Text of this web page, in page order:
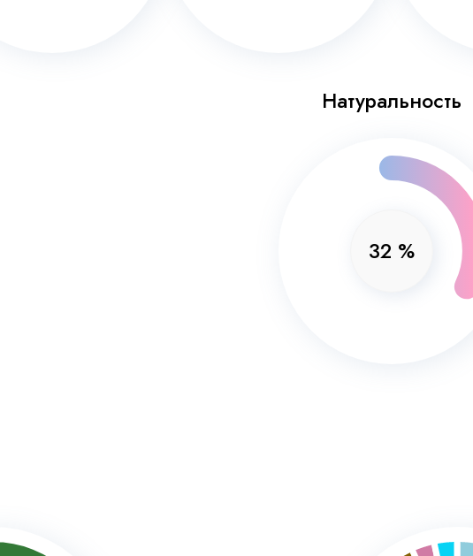
Натуральность
32 %